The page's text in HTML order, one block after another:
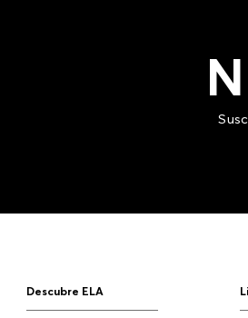
Descubre ELA